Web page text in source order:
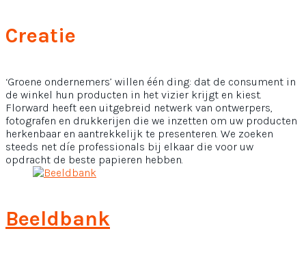
Creatie
‘Groene ondernemers’ willen één ding: dat de consument in
de winkel hun producten in het vizier krijgt en kiest.
Florward heeft een uitgebreid netwerk van ontwerpers,
fotografen en drukkerijen die we inzetten om uw producten
herkenbaar en aantrekkelijk te presenteren. We zoeken
steeds net díe professionals bij elkaar die voor uw
opdracht de beste papieren hebben.
Beeldbank